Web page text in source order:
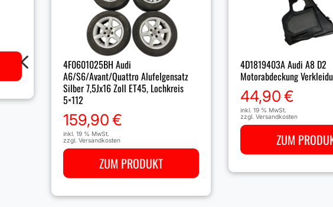
4F0601025BH Audi
A6/S6/Avant/Quattro Alufelgensatz
Silber 7,5Jx16 Zoll ET45, Lochkreis
5×112
159,90€
inkl. 19 % MwSt.
zzgl. Versandkosten
ZUM PRODUKT
4D1819403A Audi A8 D2
Motorabdeckung
44,90€
inkl. 19 % MwSt.
zzgl. Versandkosten
ZUM
4